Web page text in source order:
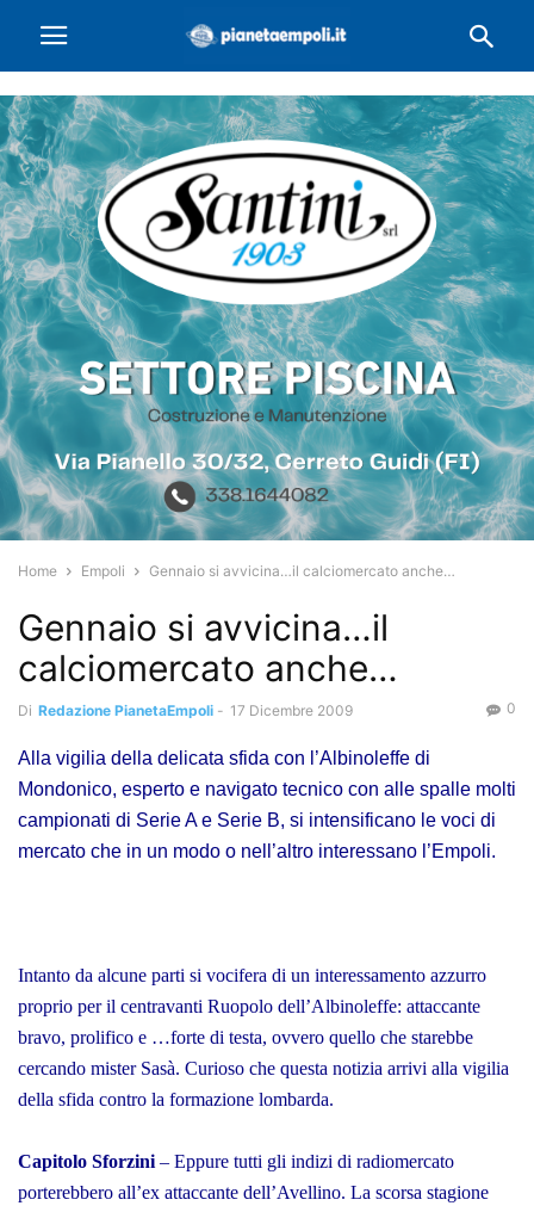
Home Empoli Gennaio si avvicina…il calciomercato anche…
Gennaio si avvicina…il
calciomercato anche…
Di Redazione PianetaEmpoli - 17 Dicembre 2009 0
Alla vigilia della delicata sfida con l’Albinoleffe di
Mondonico, esperto e navigato tecnico con alle spalle molti
campionati di Serie A e Serie B, si intensificano le voci di
mercato che in un modo o nell’altro interessano l’Empoli.
Intanto da alcune parti si vocifera di un interessamento azzurro
proprio per il centravanti Ruopolo dell’Albinoleffe: attaccante
bravo, prolifico e …forte di testa, ovvero quello che starebbe
cercando mister Sasà. Curioso che questa notizia arrivi alla vigilia
della sfida contro la formazione lombarda.
Capitolo Sforzini – Eppure tutti gli indizi di radiomercato
porterebbero all’ex attaccante dell’Avellino. La scorsa stagione